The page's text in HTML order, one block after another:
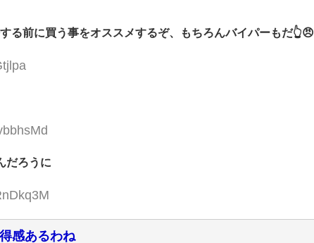
る前に買う事をオススメするぞ、もちろんバイパーもだ👆😠
だろうに
感あるわね